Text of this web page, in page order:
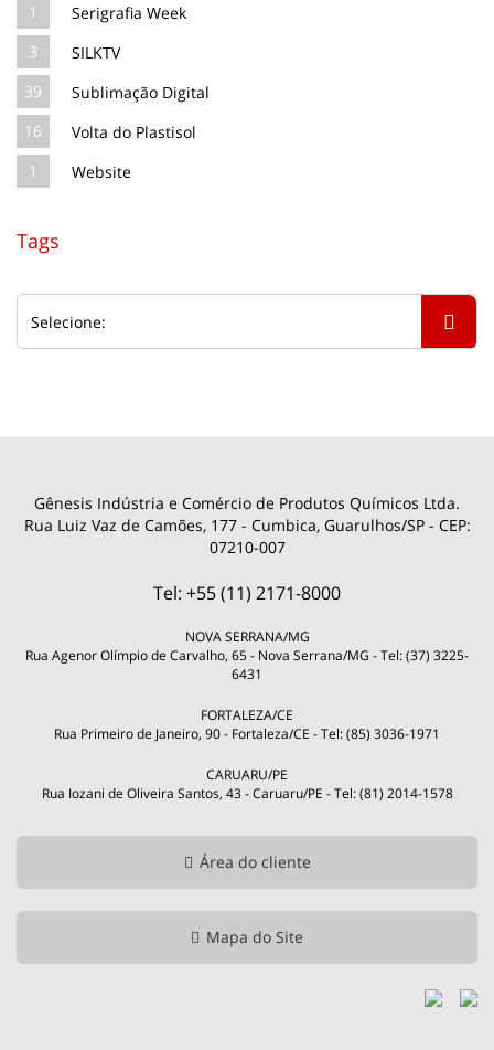
1
Serigrafia Week
3
SILKTV
39
Sublimação Digital
16
Volta do Plastisol
1
Website
Tags
Gênesis Indústria e Comércio de Produtos Químicos Ltda.
Rua Luiz Vaz de Camões, 177 - Cumbica, Guarulhos/SP - CEP:
07210-007
Tel: +55 (11) 2171-8000
NOVA SERRANA/MG
Rua Agenor Olímpio de Carvalho, 65 - Nova Serrana/MG - Tel: (37) 3225-
6431
FORTALEZA/CE
Rua Primeiro de Janeiro, 90 - Fortaleza/CE - Tel: (85) 3036-1971
CARUARU/PE
Rua Iozani de Oliveira Santos, 43 - Caruaru/PE - Tel: (81) 2014-1578
Área do cliente
Mapa do Site